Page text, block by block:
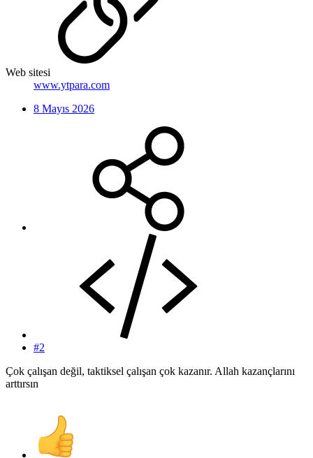
Web sitesi
www.ytpara.com
8 Mayıs 2026
#2
Çok çalışan değil, taktiksel çalışan çok kazanır. Allah kazançlarını
arttırsın